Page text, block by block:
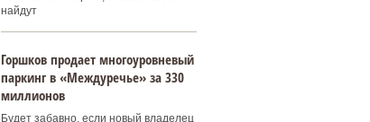
найдут
Горшков продает многоуровневый
паркинг в «Междуречье» за 330
миллионов
Будет забавно, если новый владелец